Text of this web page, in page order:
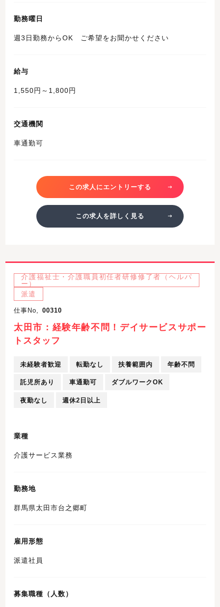
勤務曜日
週3日勤務からOK ご希望をお聞かせください
給与
1,550円～1,800円
交通機関
車通勤可
この求人にエントリーする
この求人を詳しく見る
介護福祉士・介護職員初任者研修修了者（ヘルパ
ー）
派遣
仕事No, 00310
太田市：経験年齢不問！デイサービスサポー
トスタッフ
未経験者歓迎 転勤なし 扶養範囲内 年齢不問
託児所あり 車通勤可 ダブルワークOK
夜勤なし 週休2日以上
業種
介護サービス業務
勤務地
群馬県太田市台之郷町
雇用形態
派遣社員
募集職種（人数）